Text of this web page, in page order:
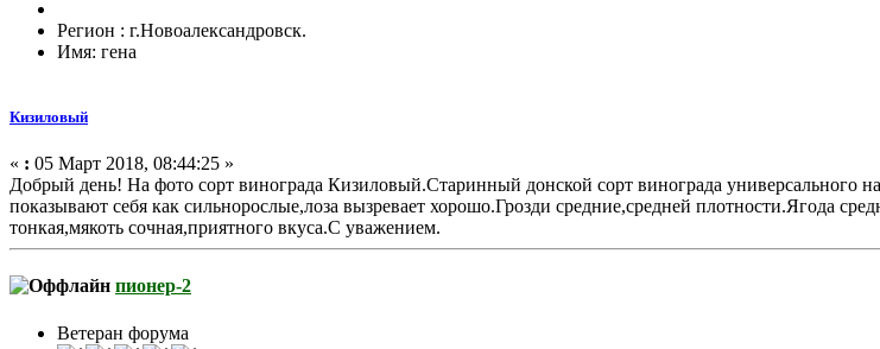
Регион : г.Новоалександровск.
Имя: гена
Кизиловый
« : 05 Март 2018, 08:44:25 »
Добрый день! На фото сорт винограда Кизиловый.Старинный донской сорт винограда универсального
показывают себя как сильнорослые,лоза вызревает хорошо.Грозди средние,средней плотности.Ягода
тонкая,мякоть сочная,приятного вкуса.С уважением.
пионер-2
Ветеран форума